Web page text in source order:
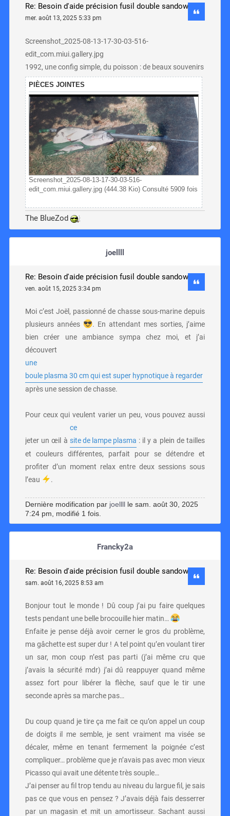
Re: Besoin d'aide précision fusil double sandow
mer. août 13, 2025 5:33 pm
Screenshot_2025-08-13-17-30-03-516-
edit_com.miui.gallery.jpg
1992, une config simple, du poisson : de beaux souvenirs
PIÈCES JOINTES
Screenshot_2025-08-13-17-30-03-516-
edit_com.miui.gallery.jpg (444.38 Kio) Consulté 5909 fois
The BlueZod
joellll
Re: Besoin d'aide précision fusil double sandow
ven. août 15, 2025 3:34 pm
Moi c’est Joël, passionné de chasse sous-marine depuis
plusieurs années
. En attendant mes sorties, j’aime
bien créer une ambiance sympa chez moi, et j’ai
découvert
une
boule plasma 30 cm qui est super hypnotique à regarder
après une session de chasse.
Pour ceux qui veulent varier un peu, vous pouvez aussi
jeter un œil à
ce
site de lampe plasma : il y a plein de tailles
et couleurs différentes, parfait pour se détendre et
profiter d’un moment relax entre deux sessions sous
l’eau
.
Dernière modification par joellll le sam. août 30, 2025
7:24 pm, modifié 1 fois.
Francky2a
Re: Besoin d'aide précision fusil double sandow
sam. août 16, 2025 8:53 am
Bonjour tout le monde ! Dû coup j’ai pu faire quelques
tests pendant une belle brocouille hier matin…
Enfaite je pense déjà avoir cerner le gros du problème,
ma gâchette est super dur ! A tel point qu’en voulant tirer
un sar, mon coup n’est pas parti (j’ai même cru que
j’avais la sécurité mdr) j’ai dû reappuyer quand même
assez fort pour libérer la flèche, sauf que le tir une
seconde après sa marche pas…
Du coup quand je tire ça me fait ce qu’on appel un coup
de doigts il me semble, je sent vraiment ma visée se
décaler, même en tenant fermement la poignée c’est
compliquer… problème que je n’avais pas avec mon vieux
Picasso qui avait une détente très souple…
J’ai penser au fil trop tendu au niveau du largue fil, je sais
pas ce que vous en pensez ? J’avais déjà fais desserrer
par un magasin et mit un amortisseur. Sachant aussi